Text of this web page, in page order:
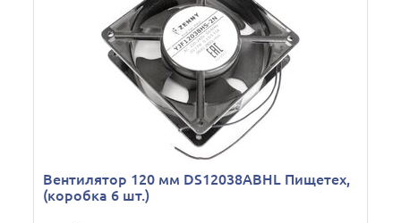
Вентилятор 120 мм DS12038ABHL Пищетех,
(коробка 6 шт.)